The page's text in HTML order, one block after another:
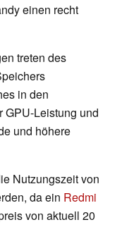
einen recht
treten des
in den
GPU-Leistung und
und höhere
Nutzungszeit von
da ein Redmi
von aktuell 20